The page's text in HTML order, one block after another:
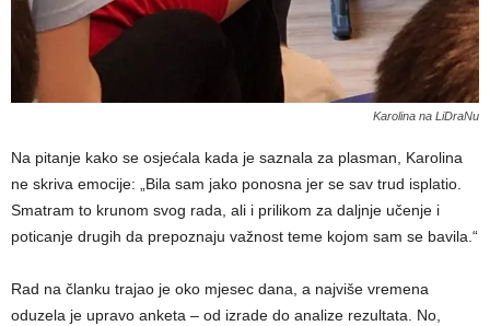
Karolina na LiDraNu
Na pitanje kako se osjećala kada je saznala za plasman, Karolina
ne skriva emocije: „Bila sam jako ponosna jer se sav trud isplatio.
Smatram to krunom svog rada, ali i prilikom za daljnje učenje i
poticanje drugih da prepoznaju važnost teme kojom sam se bavila.“
Rad na članku trajao je oko mjesec dana, a najviše vremena
oduzela je upravo anketa – od izrade do analize rezultata. No,